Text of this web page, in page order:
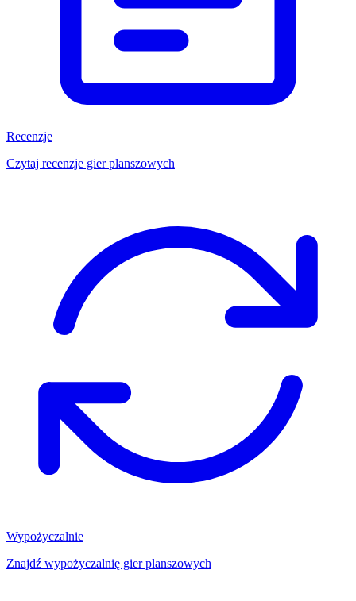
Recenzje
Czytaj recenzje gier planszowych
Wypożyczalnie
Znajdź wypożyczalnię gier planszowych